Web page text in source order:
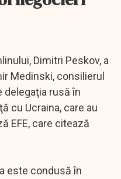
Dimitri Peskov, a
Medinski, consilierul
delegaţia rusă în
cu Ucraina, care au
EFE, care citează
este condusă în